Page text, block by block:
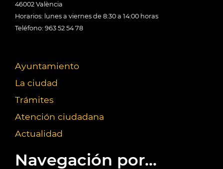
46002 València
Horarios: lunes a viernes de 8:30 a 14:00 horas
Teléfono: 963 52 54 78
Ayuntamiento
La ciudad
Trámites
Atención ciudadana
Actualidad
Navegación por...